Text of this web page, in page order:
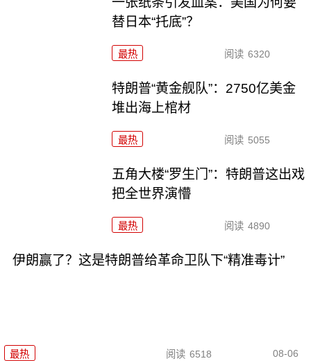
替日本“托底”？
最热 阅读 6320
特朗普“黄金舰队”：2750亿美金
堆出海上棺材
最热 阅读 5055
五角大楼“罗生门”：特朗普这出戏
把全世界演懵
最热 阅读 4890
伊朗赢了？这是特朗普给革命卫队下“精准毒计”
最热 阅读 6518 08-06